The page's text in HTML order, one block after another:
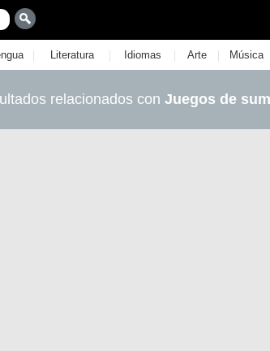
| Literatura | Idiomas | Arte | Música
relacionados con Juegos de